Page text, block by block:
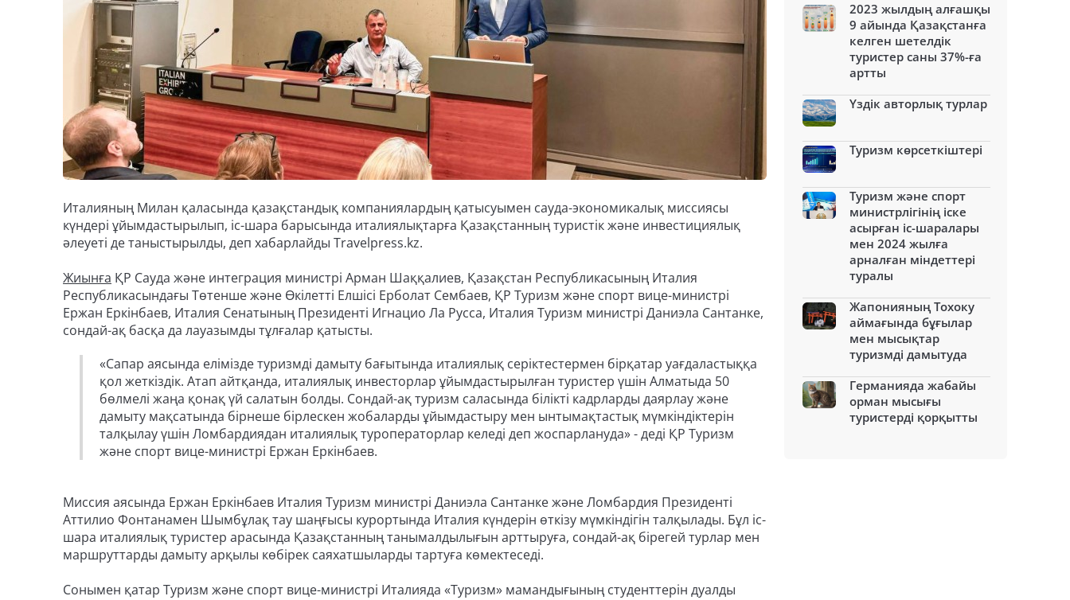
Италияның Милан қаласында қазақстандық компаниялардың қатысуымен сауда-экономикалық миссиясы
күндері ұйымдастырылып, іс-шара барысында италиялықтарға Қазақстанның туристік және инвестициялық
әлеуеті де таныстырылды, деп хабарлайды Travelpress.kz.
Жиынға ҚР Сауда және интеграция министрі Арман Шаққалиев, Қазақстан Республикасының Италия
Республикасындағы Төтенше және Өкілетті Елшісі Ерболат Сембаев, ҚР Туризм және спорт вице-министрі
Ержан Еркінбаев, Италия Сенатының Президенті Игнацио Ла Русса, Италия Туризм министрі Даниэла Сантанке,
сондай-ақ басқа да лауазымды тұлғалар қатысты.
«Сапар аясында елімізде туризмді дамыту бағытында италиялық серіктестермен бірқатар уағдаластыққа
қол жеткіздік. Атап айтқанда, италиялық инвесторлар ұйымдастырылған туристер үшін Алматыда 50
бөлмелі жаңа қонақ үй салатын болды. Сондай-ақ туризм саласында білікті кадрларды даярлау және
дамыту мақсатында бірнеше бірлескен жобаларды ұйымдастыру мен ынтымақтастық мүмкіндіктерін
талқылау үшін Ломбардиядан италиялық туроператорлар келеді деп жоспарлануда» - деді ҚР Туризм
және спорт вице-министрі Ержан Еркінбаев.
Миссия аясында Ержан Еркінбаев Италия Туризм министрі Даниэла Сантанке және Ломбардия Президенті
Аттилио Фонтанамен Шымбұлақ тау шаңғысы курортында Италия күндерін өткізу мүмкіндігін талқылады. Бұл іс-
шара италиялық туристер арасында Қазақстанның танымалдылығын арттыруға, сондай-ақ бірегей турлар мен
маршруттарды дамыту арқылы көбірек саяхатшыларды тартуға көмектеседі.
Сонымен қатар Туризм және спорт вице-министрі Италияда «Туризм» мамандығының студенттерін дуалды
2023 жылдың алғашқы
9 айында Қазақстанға
келген шетелдік
туристер саны 37%-ға
артты
Үздік авторлық турлар
Туризм көрсеткіштері
Туризм және спорт
министрлігінің іске
асырған іс-шаралары
мен 2024 жылға
арналған міндеттері
туралы
Жапонияның Тохоку
аймағында бұғылар
мен мысықтар
туризмді дамытуда
Германияда жабайы
орман мысығы
туристерді қорқытты